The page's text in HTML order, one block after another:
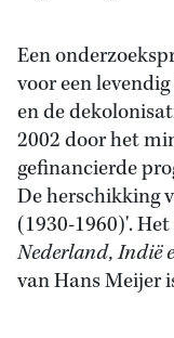
Een
voor een
en de
2002 door het
gefinancierde
De herschikking
(1930-1960)'.
Nederland, Indië
van Hans Meijer